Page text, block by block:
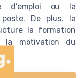
d’emploi ou la
De plus, la
la formation
la motivation du